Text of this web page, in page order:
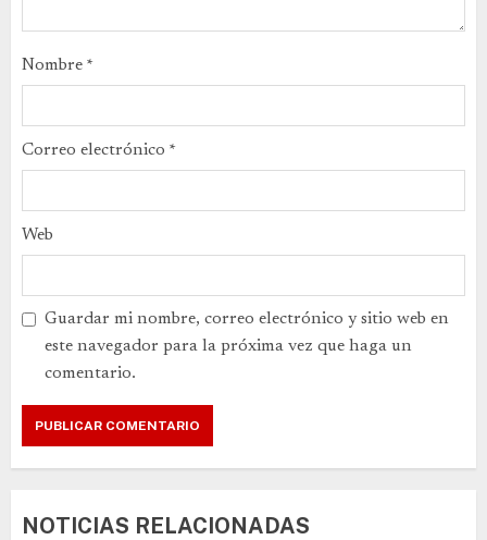
Nombre *
Correo electrónico *
Web
Guardar mi nombre, correo electrónico y sitio web en
este navegador para la próxima vez que haga un
comentario.
NOTICIAS RELACIONADAS